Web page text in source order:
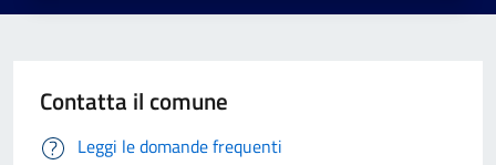
Contatta il comune
Leggi le domande frequenti